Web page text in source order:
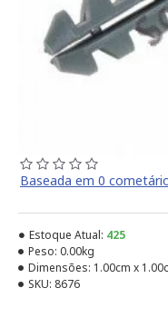
Baseada em 0
Estoque Atual: 425
Peso: 0.00kg
Dimensões: 1.00cm x
SKU: 8676